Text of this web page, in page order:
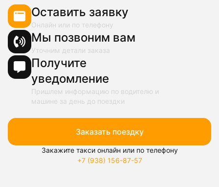
Оставить заявку
Онлайн или по телефону
Мы позвоним вам
Уточним детали заказа
Получите
уведомление
Пришлем информацию по водителю и
машине за день до поездки
Заказать поездку
Закажите такси онлайн или по телефону
+7 (938) 156-87-57